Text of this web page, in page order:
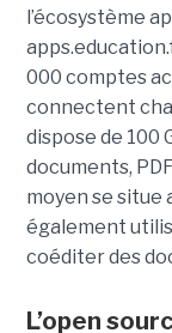
l’écosystème
000 comptes
connectent
dispose de 100
documents,
moyen se situe
également
coéditer des
L’open